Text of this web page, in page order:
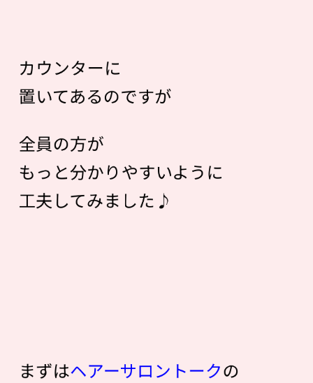
カウンターに
置いてあるのですが
全員の方が
もっと分かりやすいように
工夫してみました♪
まずはヘアーサロントークの